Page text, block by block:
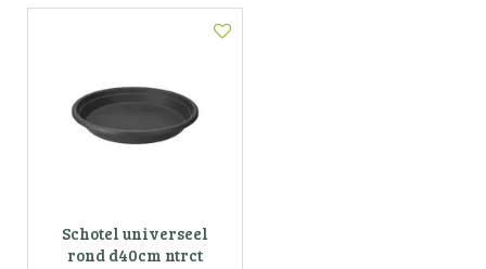
Schotel universeel
rond d40cm ntrct